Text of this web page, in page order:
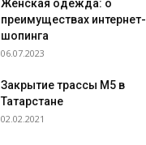
Женская одежда: о
преимуществах интернет-
шопинга
06.07.2023
Закрытие трассы М5 в
Татарстане
02.02.2021